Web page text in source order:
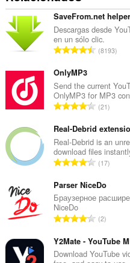
SaveFrom.net helper
Descargas desde
en un sólo clic.
N
e
r
o
o
t
a
d
e
p
u
t
u
8193
OnlyMP3
Send the current
OnlyMP3 for MP3
N
m
e
r
o
o
t
a
d
e
21
Real-Debrid
Real-Debrid is an
download files
N
m
e
o
o
t
17
Parser NiceDo
Браузерное
NiceDo
N
m
e
2
Y2Mate - YouTube
Download YouTube